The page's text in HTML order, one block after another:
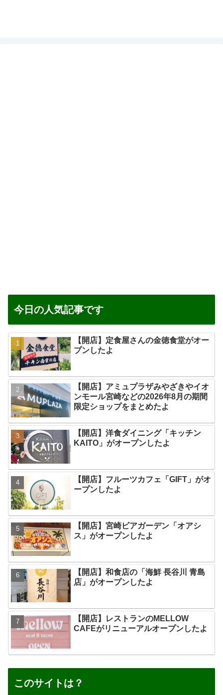
今日の人気記事です
【開店】定食屋さんの金徳食堂がオー
プンしたよ
【開店】アミュプラザみやざきやイオ
ンモール宮崎などの2026年8月の期間
限定ショップをまとめたよ
【開店】洋食ダイニング「キッチン
KAITO」がオープンしたよ
【開店】フルーツカフェ「GIFT」がオ
ープンしたよ
【開店】宮崎ビアガーデン「オアシ
ス」がオープンしたよ
【開店】和食店の「海鮮 長谷川 青島
店」がオープンしたよ
【開店】レストランのMELLOW
CAFEがリニューアルオープンしたよ
このサイトは？